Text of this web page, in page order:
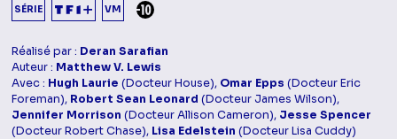
SÉRIE VM
Réalisé par : Deran Sarafian
Auteur : Matthew V. Lewis
Avec : Hugh Laurie (Docteur House), Omar Epps (Docteur Eric
Foreman), Robert Sean Leonard (Docteur James Wilson),
Jennifer Morrison (Docteur Allison Cameron), Jesse Spencer
(Docteur Robert Chase), Lisa Edelstein (Docteur Lisa Cuddy)